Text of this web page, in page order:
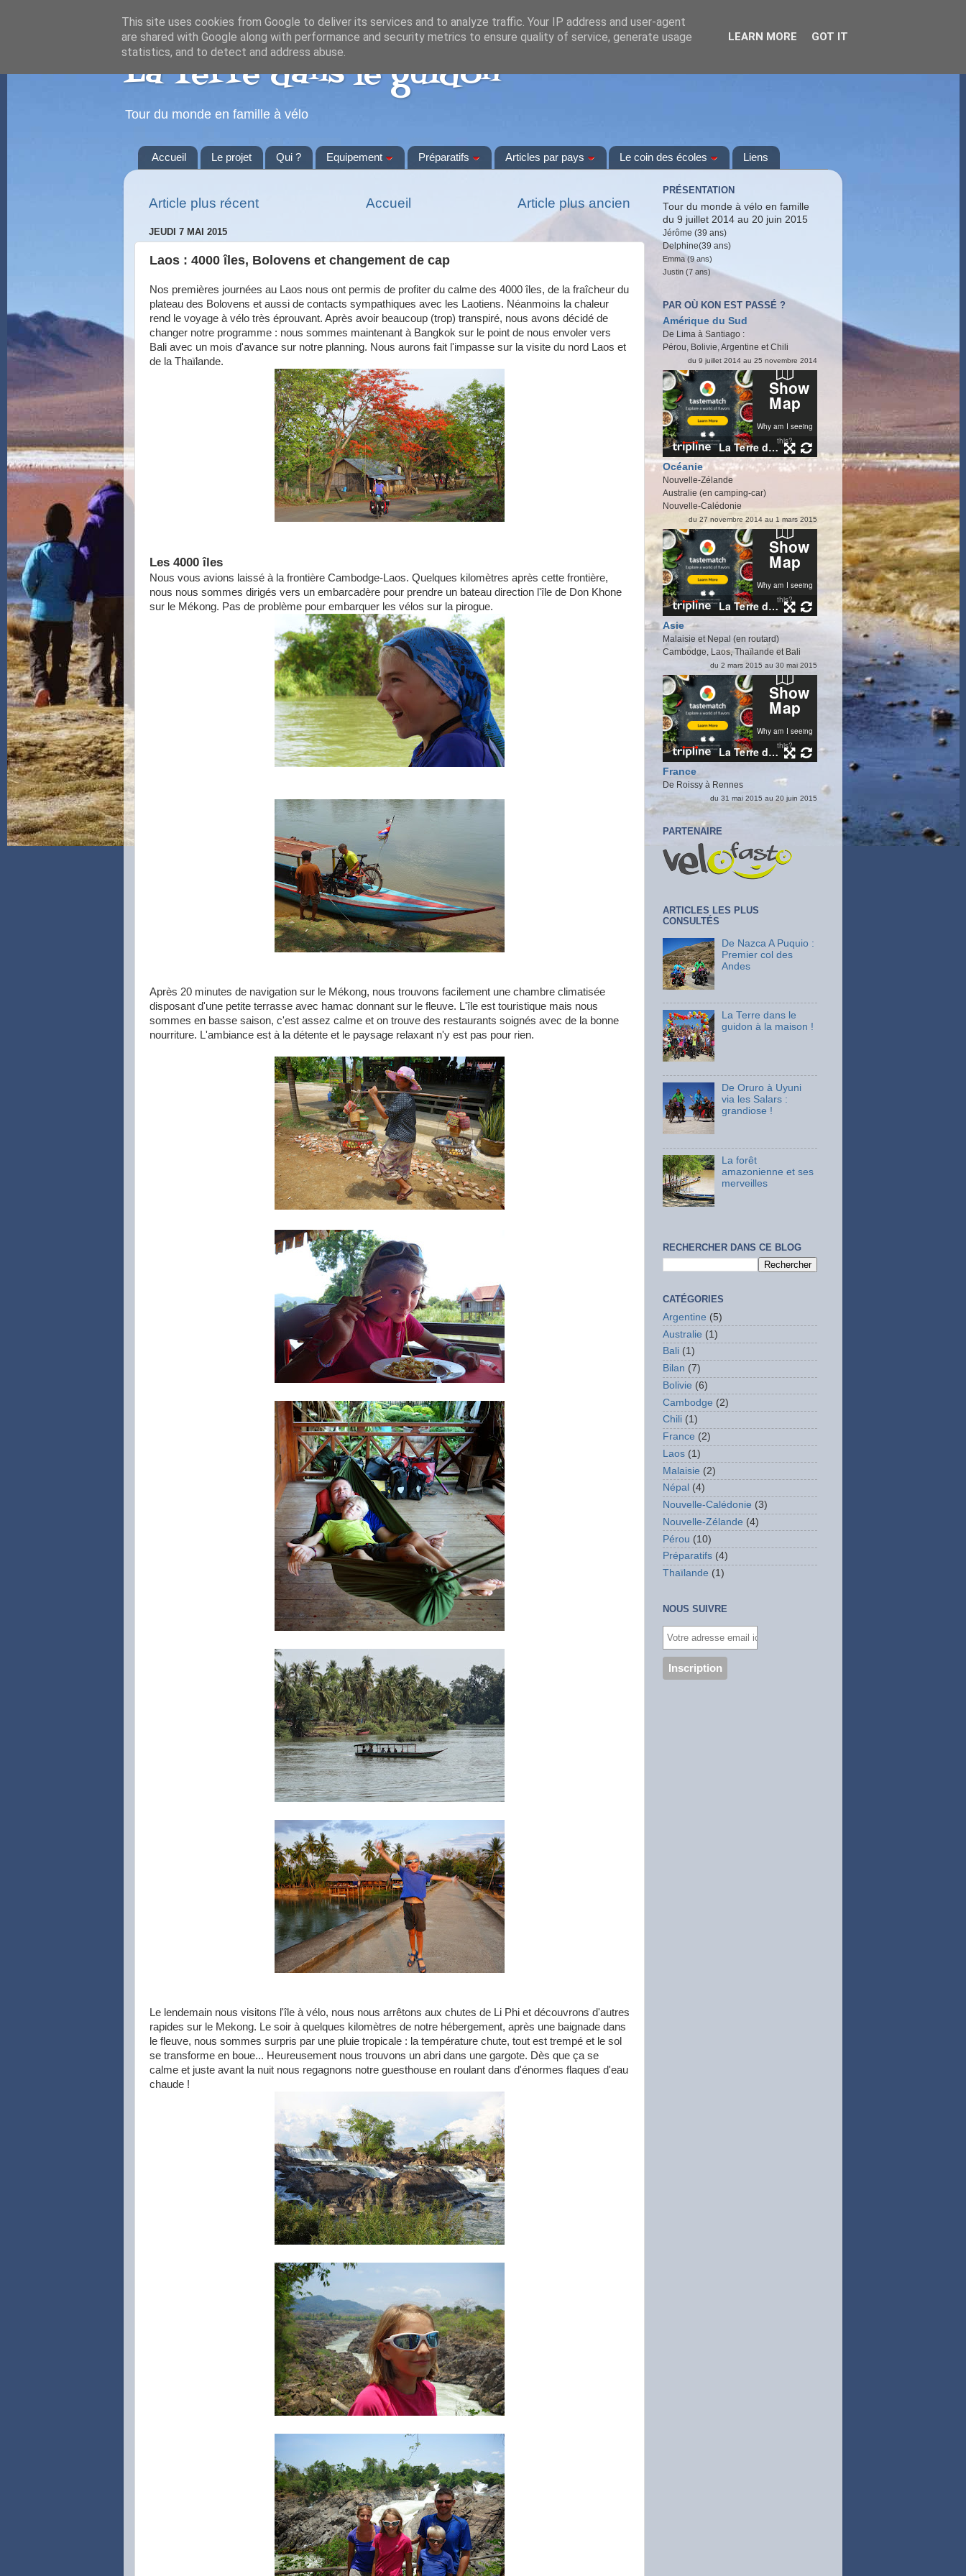
La Terre dans le guidon
Tour du monde en famille à vélo
Accueil Le projet Qui ? Equipement Préparatifs Articles par pays Le coin des écoles Liens
Article plus récent Article plus ancien
Accueil
JEUDI 7 MAI 2015
Laos : 4000 îles, Bolovens et changement de cap
Nos premières journées au Laos nous ont permis de profiter du calme des 4000 îles, de la fraîcheur du
plateau des Bolovens et aussi de contacts sympathiques avec les Laotiens. Néanmoins la chaleur
rend le voyage à vélo très éprouvant. Après avoir beaucoup (trop) transpiré, nous avons décidé de
changer notre programme : nous sommes maintenant à Bangkok sur le point de nous envoler vers
Bali avec un mois d'avance sur notre planning. Nous aurons fait l'impasse sur la visite du nord Laos et
de la Thaïlande.
Les 4000 îles
Nous vous avions laissé à la frontière Cambodge-Laos. Quelques kilomètres après cette frontière,
nous nous sommes dirigés vers un embarcadère pour prendre un bateau direction l'île de Don Khone
sur le Mékong. Pas de problème pour embarquer les vélos sur la pirogue.
Après 20 minutes de navigation sur le Mékong, nous trouvons facilement une chambre climatisée
disposant d'une petite terrasse avec hamac donnant sur le fleuve. L'île est touristique mais nous
sommes en basse saison, c'est assez calme et on trouve des restaurants soignés avec de la bonne
nourriture. L'ambiance est à la détente et le paysage relaxant n'y est pas pour rien.
Le lendemain nous visitons l'île à vélo, nous nous arrêtons aux chutes de Li Phi et découvrons d'autres
rapides sur le Mekong. Le soir à quelques kilomètres de notre hébergement, après une baignade dans
le fleuve, nous sommes surpris par une pluie tropicale : la température chute, tout est trempé et le sol
se transforme en boue... Heureusement nous trouvons un abri dans une gargote. Dès que ça se
calme et juste avant la nuit nous regagnons notre guesthouse en roulant dans d'énormes flaques d'eau
chaude !
PRÉSENTATION
Tour du monde à vélo en famille
du 9 juillet 2014 au 20 juin 2015
Jérôme (39 ans)
Delphine(39 ans)
Emma (9 ans)
Justin (7 ans)
PAR OÙ KON EST PASSÉ ?
Amérique du Sud
De Lima à Santiago :
Pérou, Bolivie, Argentine et Chili
du 9 juillet 2014 au 25 novembre 2014
Océanie
Nouvelle-Zélande
Australie (en camping-car)
Nouvelle-Calédonie
du 27 novembre 2014 au 1 mars 2015
Asie
Malaisie et Nepal (en routard)
Cambodge, Laos, Thaïlande et Bali
du 2 mars 2015 au 30 mai 2015
France
De Roissy à Rennes
du 31 mai 2015 au 20 juin 2015
PARTENAIRE
ARTICLES LES PLUS
CONSULTÉS
De Nazca A Puquio :
Premier col des
Andes
La Terre dans le
guidon à la maison !
De Oruro à Uyuni
via les Salars :
grandiose !
La forêt
amazonienne et ses
merveilles
RECHERCHER DANS CE BLOG
CATÉGORIES
Argentine (5)
Australie (1)
Bali (1)
Bilan (7)
Bolivie (6)
Cambodge (2)
Chili (1)
France (2)
Laos (1)
Malaisie (2)
Népal (4)
Nouvelle-Calédonie (3)
Nouvelle-Zélande (4)
Pérou (10)
Préparatifs (4)
Thaïlande (1)
NOUS SUIVRE
This site uses cookies from Google to deliver its services and to analyze traffic. Your IP address and user-agent
are shared with Google along with performance and security metrics to ensure quality of service, generate usage
statistics, and to detect and address abuse.
LEARN MORE GOT IT